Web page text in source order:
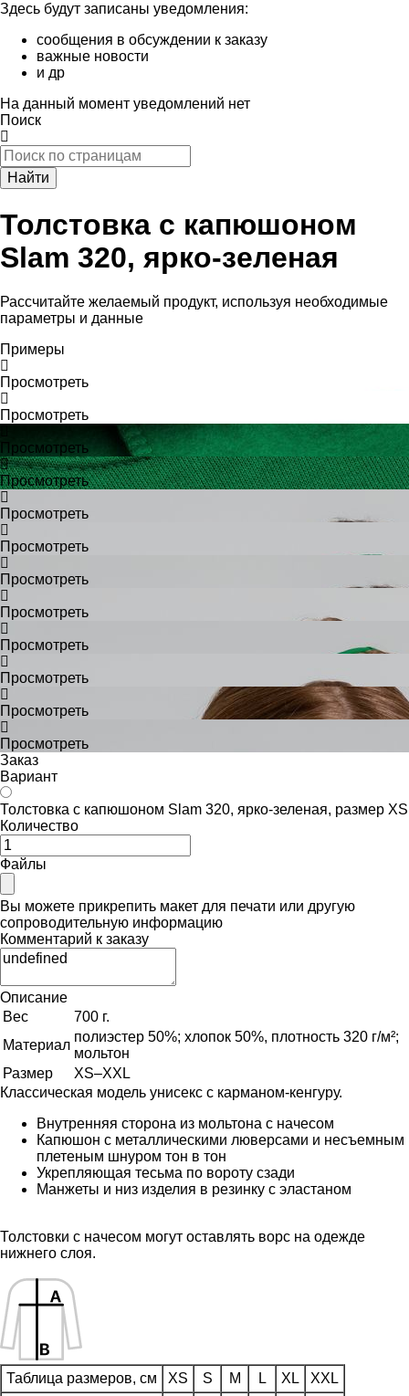
Здесь будут записаны уведомления:
сообщения в обсуждении к заказу
важные новости
и др
На данный момент уведомлений нет
Поиск
Найти
Толстовка с капюшоном
Slam 320, ярко-зеленая
Рассчитайте желаемый продукт, используя необходимые
параметры и данные
Примеры
Просмотреть
Просмотреть
Просмотреть
Просмотреть
Просмотреть
Просмотреть
Просмотреть
Просмотреть
Просмотреть
Просмотреть
Просмотреть
Просмотреть
Заказ
Вариант
Толстовка с капюшоном Slam 320, ярко-зеленая, размер XS
Количество
Файлы
Вы можете прикрепить макет для печати или другую
сопроводительную информацию
Комментарий к заказу
Описание
Вес
700 г.
Материал
полиэстер 50%; хлопок 50%, плотность 320 г/м²;
мольтон
Размер
XS–XXL
Классическая модель унисекс с карманом-кенгуру.
Внутренняя сторона из мольтона с начесом
Капюшон с металлическими люверсами и несъемным
плетеным шнуром тон в тон
Укрепляющая тесьма по вороту сзади
Манжеты и низ изделия в резинку с эластаном
Толстовки с начесом могут оставлять ворс на одежде
нижнего слоя.
Таблица размеров, см XS S M L XL
XXL